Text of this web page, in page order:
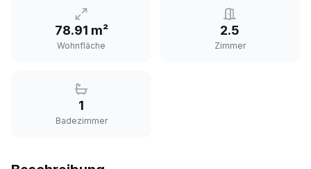
78.91 m²
Wohnfläche
2.5
Zimmer
1
Badezimmer